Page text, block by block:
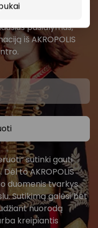
pasiūlymus,
iš AKROPOLIS
sutinki gauti
Dėl to AKROPOLIS
duomenis tvarkys
Sutikimą galėsi bet
nuorodą
kreipiantis